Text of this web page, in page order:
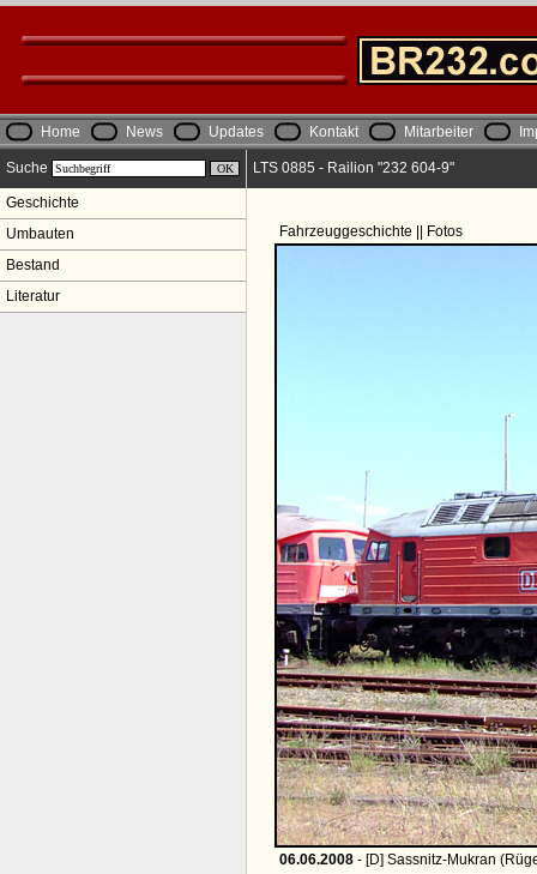
Home News Updates Kontakt Mitarbeiter
Suche
Geschichte
Umbauten
Bestand
Literatur
LTS 0885 - Railion "232 604-9"
Fahrzeuggeschichte || Fotos
06.06.2008- [D] Sassnitz-Mukran